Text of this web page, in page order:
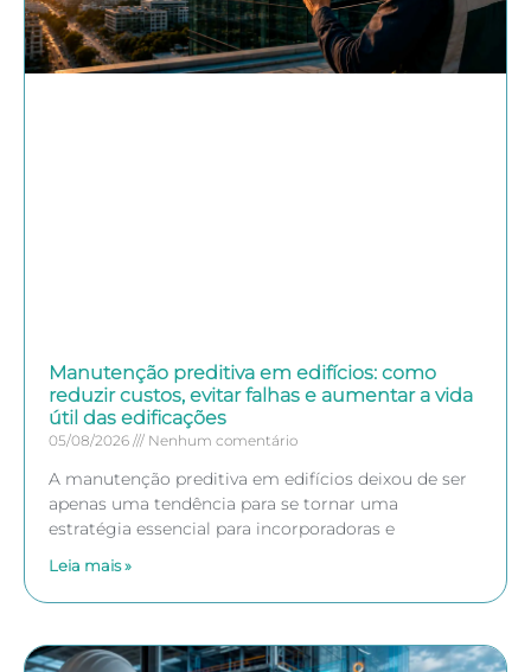
Manutenção preditiva em edifícios: como
reduzir custos, evitar falhas e aumentar a vida
útil das edificações
05/08/2026 Nenhum comentário
A manutenção preditiva em edifícios deixou de ser
apenas uma tendência para se tornar uma
estratégia essencial para incorporadoras e
Leia mais »